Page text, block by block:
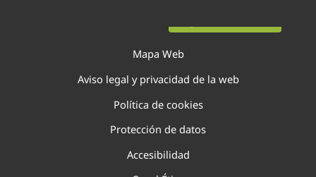
Mapa Web
Aviso legal y privacidad de la web
Política de cookies
Protección de datos
Accesibilidad